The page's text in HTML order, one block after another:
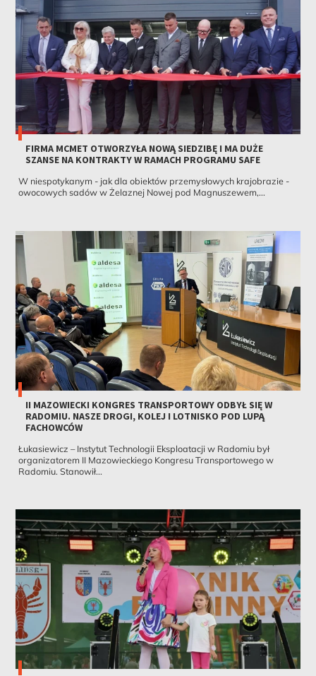
FIRMA MCMET OTWORZYŁA NOWĄ SIEDZIBĘ I MA DUŻE
SZANSE NA KONTRAKTY W RAMACH PROGRAMU SAFE
W niespotykanym - jak dla obiektów przemysłowych krajobrazie -
owocowych sadów w Żelaznej Nowej pod Magnuszewem,...
II MAZOWIECKI KONGRES TRANSPORTOWY ODBYŁ SIĘ W
RADOMIU. NASZE DROGI, KOLEJ I LOTNISKO POD LUPĄ
FACHOWCÓW
Łukasiewicz – Instytut Technologii Eksploatacji w Radomiu był
organizatorem II Mazowieckiego Kongresu Transportowego w
Radomiu. Stanowił...